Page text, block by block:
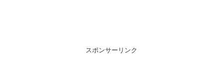
スポンサーリンク